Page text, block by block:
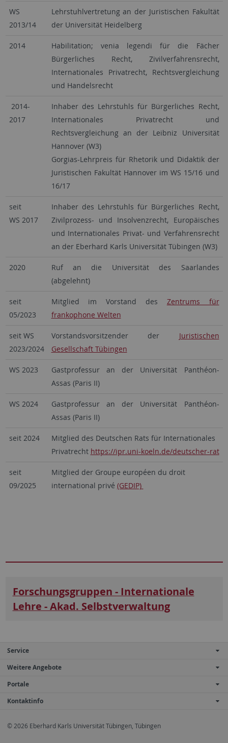
WS
2013/14
Lehrstuhlvertretung an der Juristischen Fakultät
der Universität Heidelberg
2014
Habilitation; venia legendi für die Fächer
Bürgerliches Recht, Zivilverfahrensrecht,
Internationales Privatrecht, Rechtsvergleichung
und Handelsrecht
2014-
2017
Inhaber des Lehrstuhls für Bürgerliches Recht,
Internationales Privatrecht und
Rechtsvergleichung an der Leibniz Universität
Hannover (W3)
Gorgias-Lehrpreis für Rhetorik und Didaktik der
Juristischen Fakultät Hannover im WS 15/16 und
16/17
seit
WS 2017
Inhaber des Lehrstuhls für Bürgerliches Recht,
Zivilprozess- und Insolvenzrecht, Europäisches
und Internationales Privat- und Verfahrensrecht
an der Eberhard Karls Universität Tübingen (W3)
2020
Ruf an die Universität des Saarlandes
(abgelehnt)
seit
05/2023
Mitglied im Vorstand des Zentrums für
frankophone Welten
seit WS
2023/2024
Vorstandsvorsitzender der Juristischen
Gesellschaft Tübingen
WS 2023
Gastprofessur an der Universität Panthéon-
Assas (Paris II)
WS 2024
Gastprofessur an der Universität Panthéon-
Assas (Paris II)
seit 2024
Mitglied des Deutschen Rats für Internationales
Privatrecht https://ipr.uni-koeln.de/deutscher-rat
seit
09/2025
Mitglied der Groupe européen du droit
international privé (GEDIP)
Forschungsgruppen -­ Internationale
Lehre -­ Akad. Selbstverwaltung
Service
Weitere Angebote
Portale
Kontaktinfo
© 2026 Eberhard Karls Universität Tübingen, Tübingen